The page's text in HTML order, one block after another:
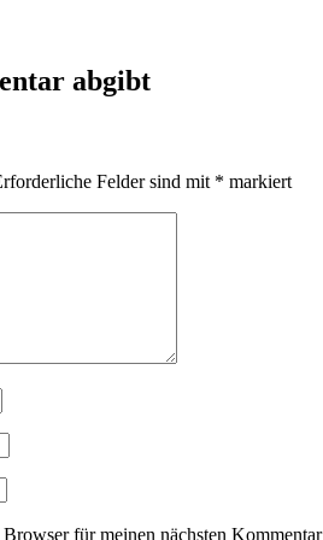
abgibt
Felder sind mit * markiert
für meinen nächsten